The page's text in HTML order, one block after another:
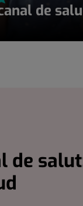
de
de